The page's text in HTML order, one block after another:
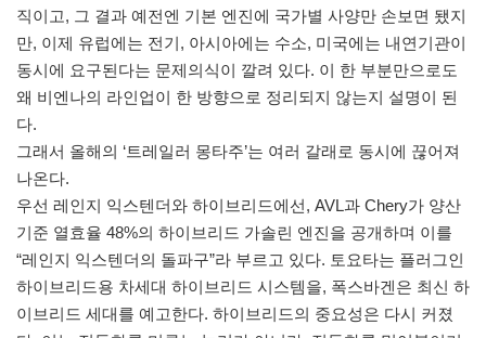
직이고, 그 결과 예전엔 기본 엔진에 국가별 사양만 손보면 됐지
만, 이제 유럽에는 전기, 아시아에는 수소, 미국에는 내연기관이
동시에 요구된다는 문제의식이 깔려 있다. 이 한 부분만으로도
왜 비엔나의 라인업이 한 방향으로 정리되지 않는지 설명이 된
다.
그래서 올해의 ‘트레일러 몽타주’는 여러 갈래로 동시에 끊어져
나온다.
우선 레인지 익스텐더와 하이브리드에선, AVL과 Chery가 양산
기준 열효율 48%의 하이브리드 가솔린 엔진을 공개하며 이를
“레인지 익스텐더의 돌파구”라 부르고 있다. 토요타는 플러그인
하이브리드용 차세대 하이브리드 시스템을, 폭스바겐은 최신 하
이브리드 세대를 예고한다. 하이브리드의 중요성은 다시 커졌